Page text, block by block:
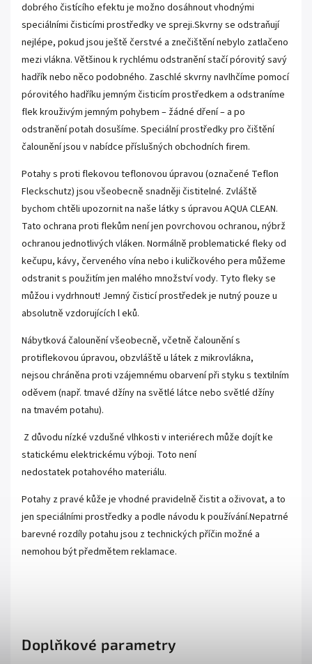
dobrého čistícího efektu je možno dosáhnout vhodnými
speciálními čisticími prostředky ve spreji.Skvrny se odstraňují
nejlépe, pokud jsou ještě čerstvé a znečištění nebylo zatlačeno
mezi vlákna. Většinou k rychlému odstranění stačí pórovitý savý
hadřík nebo něco podobného. Zaschlé skvrny navlhčíme pomocí
pórovitého hadříku jemným čisticím prostředkem a odstraníme
flek krouživým jemným pohybem – žádné dření – a po
odstranění potah dosušíme. Speciální prostředky pro čištění
čalounění jsou v nabídce příslušných obchodních firem.
Potahy s proti flekovou teflonovou úpravou (označené Teflon
Fleckschutz) jsou všeobecně snadněji čistitelné. Zvláště
bychom chtěli upozornit na naše látky s úpravou AQUA CLEAN.
Tato ochrana proti flekům není jen povrchovou ochranou, nýbrž
ochranou jednotlivých vláken. Normálně problematické fleky od
kečupu, kávy, červeného vína nebo i kuličkového pera můžeme
odstranit s použitím jen malého množství vody. Tyto fleky se
můžou i vydrhnout! Jemný čisticí prostředek je nutný pouze u
absolutně vzdorujících l eků.
Nábytková čalounění všeobecně, včetně čalounění s
protiflekovou úpravou, obzvláště u látek z mikrovlákna,
nejsou chráněna proti vzájemnému obarvení při styku s textilním
oděvem (např. tmavé džíny na světlé látce nebo světlé džíny
na tmavém potahu).
Z důvodu nízké vzdušné vlhkosti v interiérech může dojít ke
statickému elektrickému výboji. Toto není
nedostatek potahového materiálu.
Potahy z pravé kůže je vhodné pravidelně čistit a oživovat, a to
jen speciálními prostředky a podle návodu k používání.Nepatrné
barevné rozdíly potahu jsou z technických příčin možné a
nemohou být předmětem reklamace.
Doplňkové parametry